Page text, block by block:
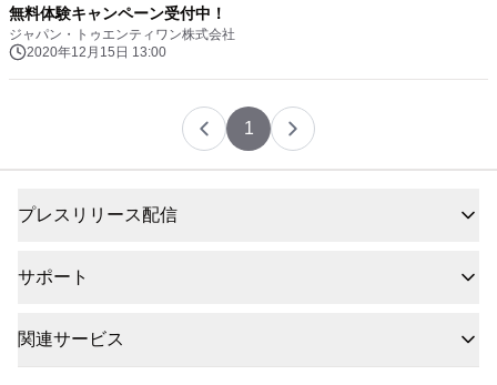
無料体験キャンペーン受付中！
ジャパン・トゥエンティワン株式会社
2020年12月15日 13:00
1
プレスリリース配信
サポート
関連サービス